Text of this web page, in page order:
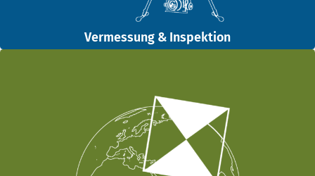
Vermessung & Inspektion